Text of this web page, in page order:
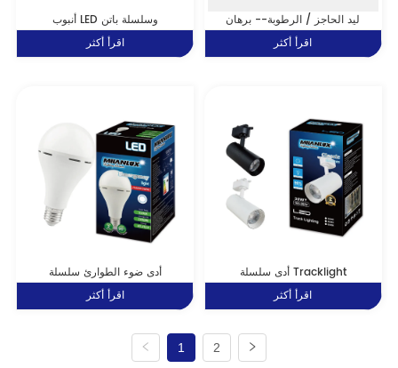
أنبوب LED وسلسلة باتن
اقرأ أكثر
ليد الحاجز / الرطوبة-- برهان
اقرأ أكثر
أدى ضوء الطوارئ سلسلة
اقرأ أكثر
أدى سلسلة Tracklight
اقرأ أكثر
1 2